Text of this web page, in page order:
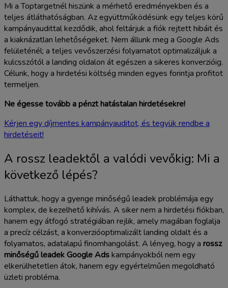
Mi a Toptargetnél hiszünk a mérhető eredményekben és a
teljes átláthatóságban. Az együttműködésünk egy teljes körű
kampányaudittal kezdődik, ahol feltárjuk a fiók rejtett hibáit és
a kiaknázatlan lehetőségeket. Nem állunk meg a Google Ads
felületénél; a teljes vevőszerzési folyamatot optimalizáljuk a
kulcsszótól a landing oldalon át egészen a sikeres konverzióig.
Célunk, hogy a hirdetési költség minden egyes forintja profitot
termeljen.
Ne égesse tovább a pénzt hatástalan hirdetésekre!
Kérjen egy díjmentes kampányauditot, és tegyük rendbe a
hirdetéseit!
A rossz leadektől a valódi vevőkig: Mi a
következő lépés?
Láthattuk, hogy a gyenge minőségű leadek problémája egy
komplex, de kezelhető kihívás. A siker nem a hirdetési fiókban,
hanem egy átfogó stratégiában rejlik, amely magában foglalja
a precíz célzást, a konverzióoptimalizált landing oldalt és a
folyamatos, adatalapú finomhangolást. A lényeg, hogy a rossz
minőségű leadek Google Adskampányokból nem egy
elkerülhetetlen átok, hanem egy egyértelműen megoldható
üzleti probléma.